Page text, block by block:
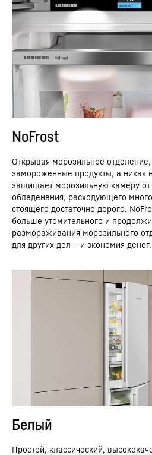
NoFrost
Открывая морозильное
замороженные продукты, а никак
защищает морозильную камеру от
обледенения, расходующего
стоящего достаточно дорого.
больше утомительного и
размораживания морозильного
для других дел – и экономия денег.
Белый
Простой, классический,